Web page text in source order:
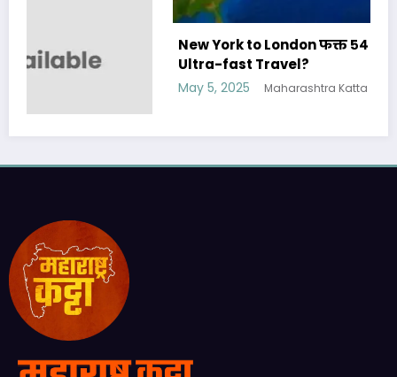
New York to London फक्त ५४ मिनिटात- Future of
Ultra-fast Travel?
Maharashtra Katta